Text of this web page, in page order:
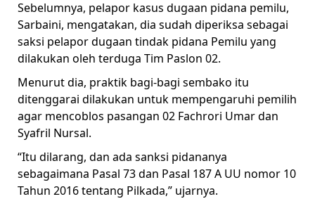
Sebelumnya, pelapor kasus dugaan pidana pemilu,
Sarbaini, mengatakan, dia sudah diperiksa sebagai
saksi pelapor dugaan tindak pidana Pemilu yang
dilakukan oleh terduga Tim Paslon 02.
Menurut dia, praktik bagi-bagi sembako itu
ditenggarai dilakukan untuk mempengaruhi pemilih
agar mencoblos pasangan 02 Fachrori Umar dan
Syafril Nursal.
“Itu dilarang, dan ada sanksi pidananya
sebagaimana Pasal 73 dan Pasal 187 A UU nomor 10
Tahun 2016 tentang Pilkada,” ujarnya.